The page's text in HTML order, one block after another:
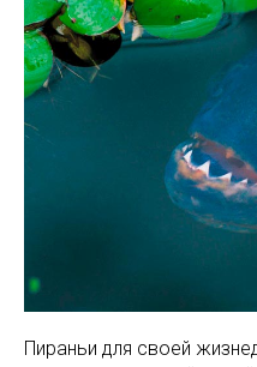
Пираньи для своей